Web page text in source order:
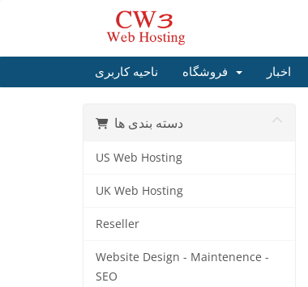
ناحیه کاربری اخبار
دسته بندی ها
US Web Hosting
UK Web Hosting
Reseller
Website Design - Maintenence -
SEO